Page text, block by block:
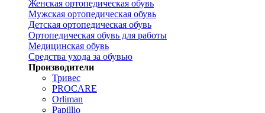
Женская ортопедическая обувь
Мужская ортопедическая обувь
Детская ортопедическая обувь
Ортопедическая обувь для работы
Медицинская обувь
Средства ухода за обувью
Производители
Тривес
PROCARE
Orliman
Papillio